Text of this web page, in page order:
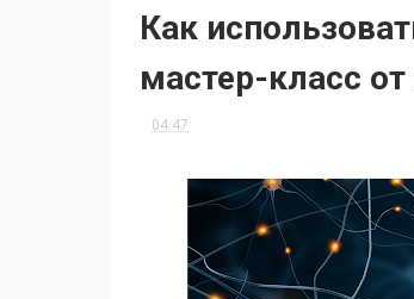
Как
мастер-класс
04:47